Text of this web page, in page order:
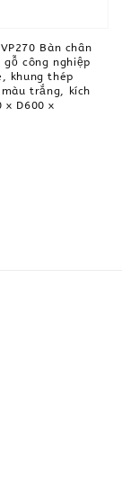
Bàn chân
công nghiệp
khung thép
trắng, kích
x D600 x